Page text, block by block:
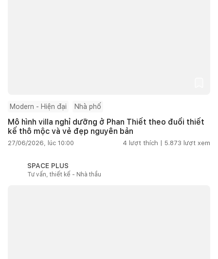
Modern - Hiện đại Nhà phố
Mô hình villa nghỉ dưỡng ở Phan Thiết theo đuổi thiết
kế thô mộc và vẻ đẹp nguyên bản
27/06/2026, lúc 10:00 4 lượt thích | 5.873 lượt xem
SPACE PLUS
Tư vấn, thiết kế - Nhà thầu